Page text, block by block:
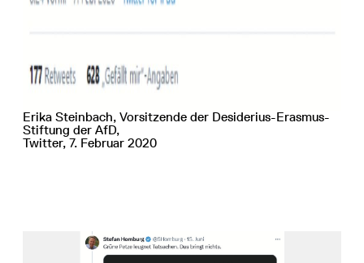
Erika Steinbach, Vorsitzende der Desiderius-Erasmus-
Stiftung der AfD,
Twitter, 7. Februar 2020